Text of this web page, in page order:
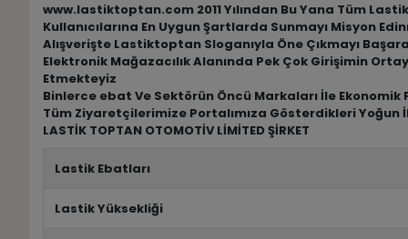
www.lastiktoptan.com 2011 Yılından Bu Yana Tüm
Kullanıcılarına En Uygun Şartlarda Sunmayı Misyon
Alışverişte Lastiktoptan Sloganıyla Öne Çıkmayı
Elektronik Mağazacılık Alanında Pek Çok Girişimin
Etmekteyiz
Binlerce ebat Ve Sektörün Öncü Markaları İle
Tüm Ziyaretçilerimize Portalımıza Gösterdikleri Yoğun
LASTİK TOPTAN OTOMOTİV LİMİTED ŞİRKET
Lastik Ebatları
Lastik Yüksekliği